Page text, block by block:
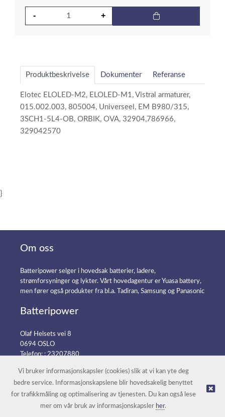
Produktbeskrivelse Dokumenter Referanse
Elotec ELOLED-M2, ELOLED-M1, Vistral armaturer,
015.002.003, 805004, Universeel, EM B980/315,
3SCH1-5L4-OB, ORBIK, OVA, 32904,786966,
329042570
}
Om oss
Batteripower selger i hovedsak batterier, ladere,
strømforsyninger og lykter. Vårt hovedagentur er Yuasa battery,
men fører også produkter fra bl.a. Tadiran, Samsung og Panasonic
Batteripower
Olaf Helsets vei 8
0694 OSLO
Telefon: :23207880
© Batteripower |Nettbutikk levert av Kréatif
Vi bruker informasjonskapsler (cookies) slik at vi kan yte deg
bedre service. Informasjonskapslene blir hovedsakelig benyttet
for trafikkmåling og optimalisering av tjenesten. Du kan også lese
mer om vår bruk av informasjonskapsler her.